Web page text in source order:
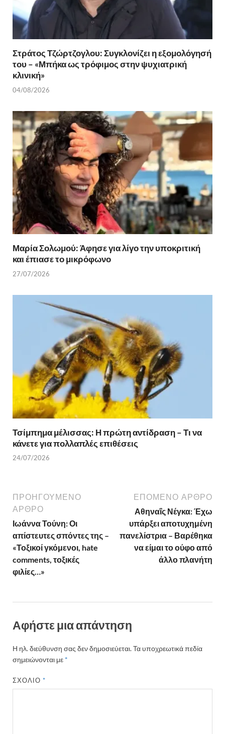
Στράτος Τζώρτζογλου: Συγκλονίζει η εξομολόγησή
του – «Μπήκα ως τρόφιμος στην ψυχιατρική
κλινική»
04/08/2026
Μαρία Σολωμού: Άφησε για λίγο την υποκριτική
και έπιασε το μικρόφωνο
27/07/2026
Τσίμπημα μέλισσας: Η πρώτη αντίδραση – Τι να
κάνετε για πολλαπλές επιθέσεις
24/07/2026
ΠΡΟΗΓΟΎΜΕΝΟ
ΆΡΘΡΟ
Ιωάννα Τούνη: Οι
απίστευτες σπόντες της –
«Τοξικοί γκόμενοι, hate
comments, τοξικές
φιλίες…»
ΕΠΌΜΕΝΟ ΆΡΘΡΟ
Αθηναΐς Νέγκα: Έχω
υπάρξει αποτυχημένη
πανελίστρια – Βαρέθηκα
να είμαι το ούφο από
άλλο πλανήτη
Αφήστε μια απάντηση
Η ηλ. διεύθυνση σας δεν δημοσιεύεται.Τα υποχρεωτικά πεδία
σημειώνονται με *
ΣΧΌΛΙΟ*